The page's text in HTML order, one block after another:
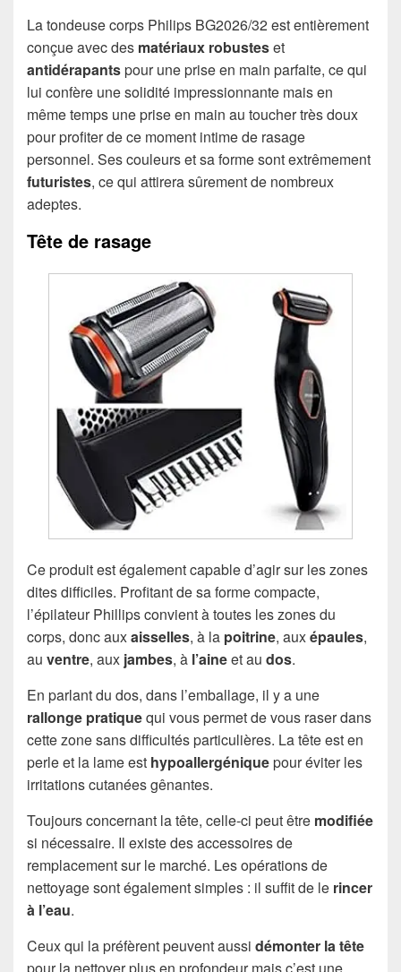
La tondeuse corps Philips BG2026/32 est entièrement
conçue avec des matériaux robusteset
antidérapantspour une prise en main parfaite, ce qui
lui confère une solidité impressionnante mais en
même temps une prise en main au toucher très doux
pour profiter de ce moment intime de rasage
personnel. Ses couleurs et sa forme sont extrêmement
futuristes, ce qui attirera sûrement de nombreux
adeptes.
Tête de rasage
Ce produit est également capable d’agir sur les zones
dites difficiles. Profitant de sa forme compacte,
l’épilateur Phillips convient à toutes les zones du
corps, donc auxaisselles, à la poitrine, auxépaules,
au ventre, aux jambes, à l’aineet au dos.
En parlant du dos, dans l’emballage, il y a une
rallonge pratiquequi vous permet de vous raser dans
cette zone sans difficultés particulières. La tête est en
perle et la lame est hypoallergéniquepour éviter les
irritations cutanées gênantes.
Toujours concernant la tête, celle-ci peut être modifiée
si nécessaire. Il existe des accessoires de
remplacement sur le marché. Les opérations de
nettoyage sont également simples : il suffit de le rincer
à l’eau.
Ceux qui la préfèrent peuvent aussi démonter la tête